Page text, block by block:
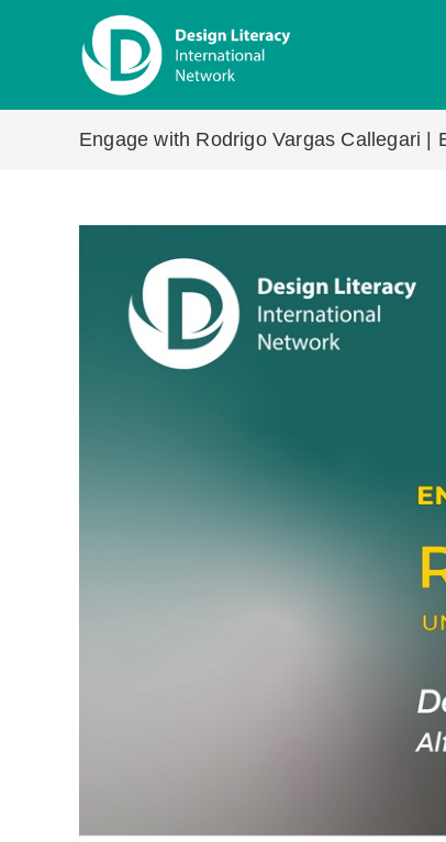
Engage with Rodrigo Vargas Callegari |